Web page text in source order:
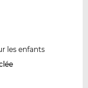
les enfants